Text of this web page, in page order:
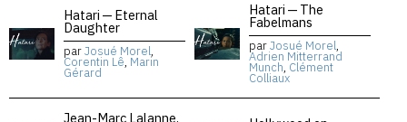
Hatari — Eternal
Daughter
parJosué Morel,
Corentin Lê, Marin
Gérard
Hatari — The
Fabelmans
parJosué Morel,
Adrien Mitterrand
Munch, Clément
Colliaux
Jean-Marc Lalanne,